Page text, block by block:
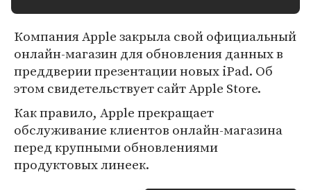
Компания Apple закрыла свой официальный
онлайн-магазин для обновления данных в
преддверии презентации новых iPad. Об
этом свидетельствует сайт Apple Store.
Как правило, Apple прекращает
обслуживание клиентов онлайн-магазина
перед крупными обновлениями
продуктовых линеек.